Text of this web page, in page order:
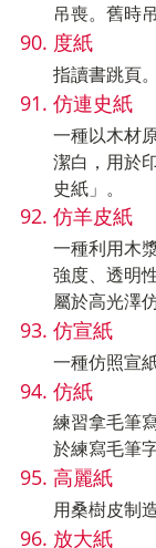
吊喪。舊時
度紙
指讀書跳頁。
仿連史紙
一種以木材
潔白，用於
史紙」。
仿羊皮紙
一種利用木
強度、透明
屬於高光澤
仿宣紙
一種仿照宣
仿紙
練習拿毛筆
於練寫毛筆
高麗紙
用桑樹皮制
放大紙